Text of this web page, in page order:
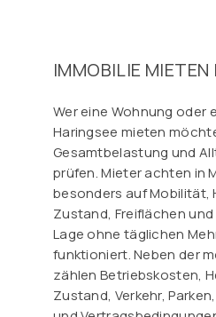
IMMOBILIE MIETEN
Wer eine Wohnung oder
Haringsee mieten
Gesamtbelastung und
prüfen. Mieter achten in
besonders auf Mobilität,
Zustand, Freiflächen und
Lage ohne täglichen
funktioniert. Neben der
zählen Betriebskosten,
Zustand, Verkehr,